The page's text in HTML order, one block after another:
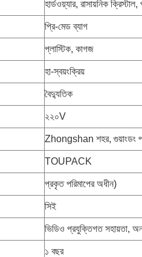
হার্ডওয়্যার, রাসায়নিক
প্রি-মেড ব্যাগ
প্লাস্টিক, কাগজ
হা-স্বয়ংক্রিয়
বৈদ্যুতিক
২২০V
Zhongshan শহর, গুয়াংডং
TOUPACK
প্রকৃত পরিমাপের অধীন)
সিই
ভিডিও প্রযুক্তিগত সহায়তা,
১ বছর